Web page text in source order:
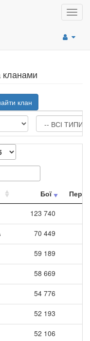
кланами
клан
Бої
123 740
70 449
59 189
58 669
54 776
52 193
52 106